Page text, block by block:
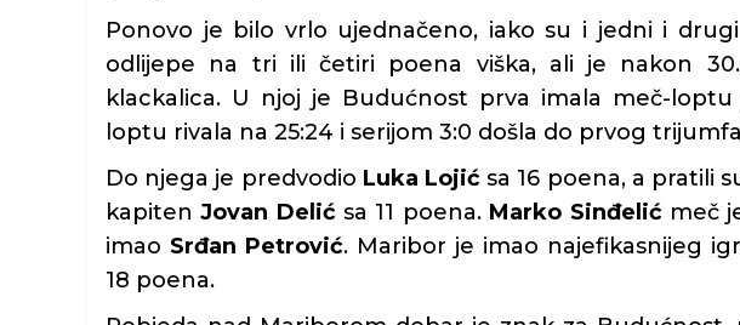
Ponovo je bilo vrlo ujednačeno, iako su i jedni i
odlijepe na tri ili četiri poena viška, ali je nakon
klackalica. U njoj je Budućnost prva imala meč-
loptu rivala na 25:24 i serijom 3:0 došla do prvog
Do njega je predvodio Luka Lojić sa 16 poena, a pratili
kapitenJovan Delićsa 11 poena. Marko Sinđelićmeč
imao Srđan Petrović. Maribor je imao najefikasnijeg
18 poena.